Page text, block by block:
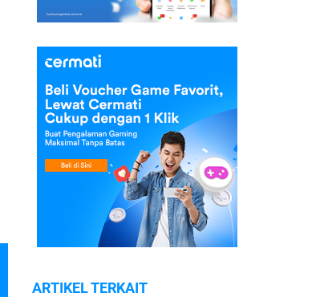
ARTIKEL TERKAIT